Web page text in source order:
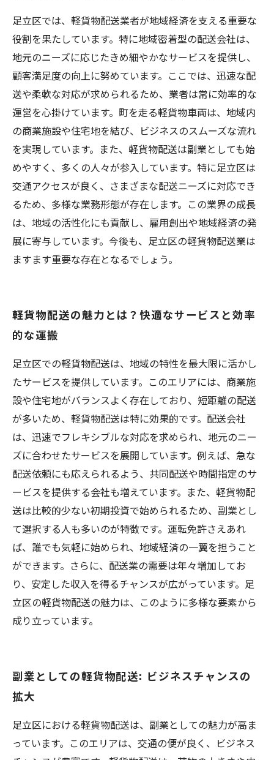
足立区では、軽貨物配送業者が地域経済を支える重要な
役割を果たしています。特に地域密着型の配送会社は、
地元のニーズに応じたきめ細やかなサービスを提供し、
顧客満足度の向上に努めています。ここでは、迅速な配
送や柔軟な対応が求められるため、業者は常に効率的な
運営を心掛けています。町を走る軽貨物車両は、地域内
の商業施設や住宅地を結び、ビジネスのスムーズな流れ
を実現しています。また、軽貨物配送は副業としても始
めやすく、多くの人々が参入しています。特に足立区は
交通アクセスが良く、さまざまな配送ニーズに対応でき
るため、多様な業務形態が存在します。この業界の成長
は、地域の活性化にも貢献し、雇用創出や地域経済の発
展に寄与しています。今後も、足立区の軽貨物配送業は
ますます重要な存在となるでしょう。
軽貨物配送の魅力とは？快適なサービスと効率
的な運搬
足立区での軽貨物配送は、地域の特性を最大限に活かし
たサービスを提供しています。このエリアには、商業施
設や住宅地がバランスよく存在しており、短距離の配送
が多いため、軽貨物配送は特に効果的です。配送会社
は、迅速でフレキシブルな対応を求められ、地元のニー
ズに合わせたサービスを展開しています。例えば、急な
配送依頼にも応えられるよう、共同配送や時間指定のサ
ービスを提供する会社も増えています。また、軽貨物配
送は比較的少ない初期投資で始められるため、副業とし
て選択する人も多いのが特徴です。運転免許さえあれ
ば、誰でも気軽に始められ、地域経済の一翼を担うこと
ができます。さらに、配送業の需要は年々増加してお
り、安定した収入を得るチャンスが広がっています。足
立区の軽貨物配送の魅力は、このように多様な要素から
成り立っています。
副業としての軽貨物配送: ビジネスチャンスの
拡大
足立区における軽貨物配送は、副業としての魅力が高ま
っています。このエリアは、交通の便が良く、ビジネス